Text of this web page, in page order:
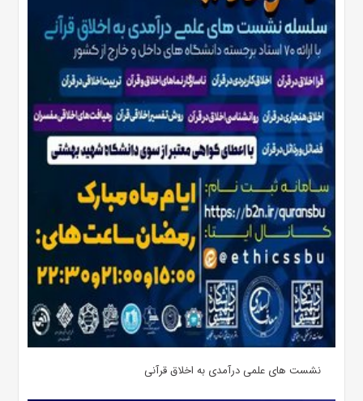
نشست های علمی درآمدی به اخلاق قرآنی